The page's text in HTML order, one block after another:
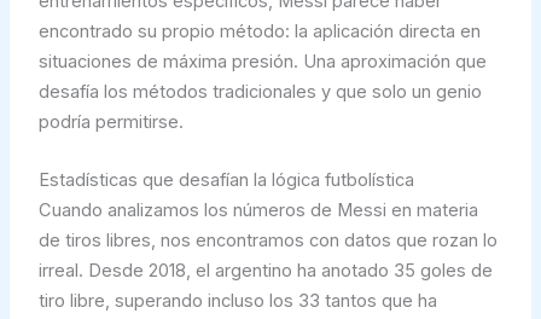
encontrado su propio método: la aplicación directa en
situaciones de máxima presión. Una aproximación que
desafía los métodos tradicionales y que solo un genio
podría permitirse.
Estadísticas que desafían la lógica futbolística
Cuando analizamos los números de Messi en materia
de tiros libres, nos encontramos con datos que rozan lo
irreal. Desde 2018, el argentino ha anotado 35 goles de
tiro libre, superando incluso los 33 tantos que ha